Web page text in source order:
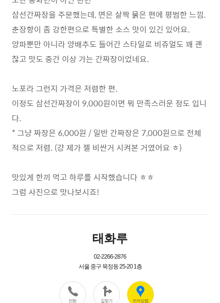
삼선간짜장을 주문했는데, 면은 살짝 묽은 편에 평범한 느낌.
춘장향이 좀 강한편으로 특별한 소스 맛이 있긴 있어요.
양파뿐만 아니라 양배추도 들어간 스타일로 비쥬얼도 꽤 괜
찮고 맛도 중간 이상 가는 간짜장이었네요.
노포라 그런지 가격은 저렴한 편.
이정도 삼선간짜장이 9,000원이면 뭐 만족스러운 정도 입니
다.
* 그냥 짜장은 6,000원 / 일반 간짜장은 7,000원으로 전체
적으로 저렴. (걍 제가 젤 비싼거 시켜본 거였어요 ㅎ)
맛있게 한끼 먹고 하루를 시작했습니다 ㅎㅎ
그럼 사진으로 맛나보시죠!